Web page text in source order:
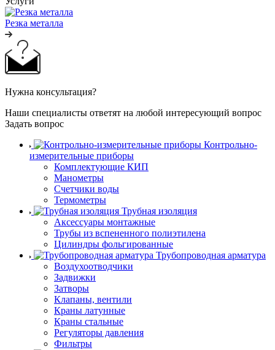
Резка металла
Нужна консультация?
Наши специалисты ответят на любой интересующий вопрос
Задать вопрос
Контрольно-
измерительные приборы
Комплектующие КИП
Манометры
Счетчики воды
Термометры
Трубная изоляция
Аксессуары монтажные
Трубы из вспененного полиэтилена
Цилиндры фольгированные
Трубопроводная арматура
Воздухоотводчики
Задвижки
Затворы
Клапаны, вентили
Краны латунные
Краны стальные
Регуляторы давления
Фильтры